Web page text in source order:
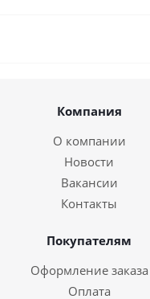
Компания
О компании
Новости
Вакансии
Контакты
Покупателям
Оформление заказа
Оплата